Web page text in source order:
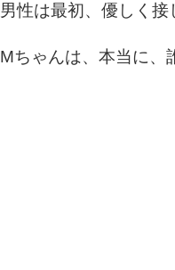
男性は最初、優しく接
Mちゃんは、本当に、